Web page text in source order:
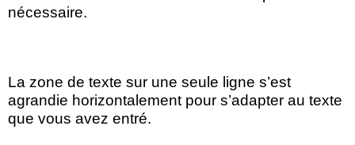
nécessaire.
La zone de texte sur une seule ligne s’est
agrandie horizontalement pour s’adapter au texte
que vous avez entré.